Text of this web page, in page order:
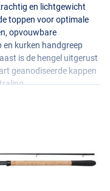
en lichtgewicht
toppen voor optimale
opvouwbare
en kurken handgreep
is de hengel uitgerust
geanodiseerde kappen